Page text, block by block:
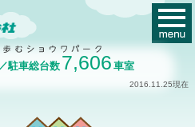
駐車総台数 7,606 車室
2016.11.25現在